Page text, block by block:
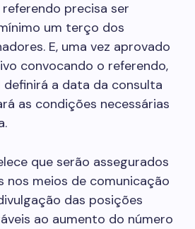
precisa ser
um terço dos
E, uma vez aprovado
convocando o referendo,
a data da consulta
as condições necessárias
que serão assegurados
nos meios de comunicação
das posições
ao aumento do número